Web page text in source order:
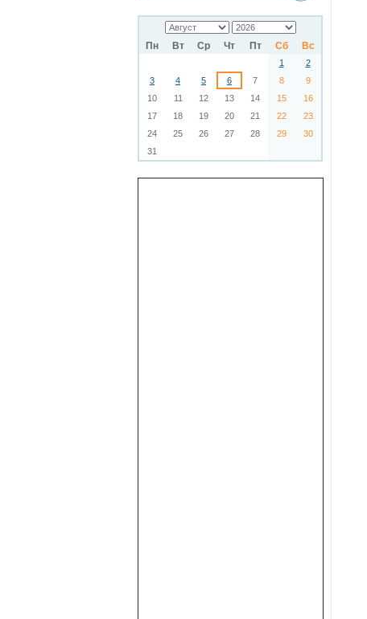
Пн Вт Ср Чт Пт Сб Вс
1
2
3
4 5 6 7 8
9
10
11 12 13 14 15
16
17
18 19 20 21 22
23
24
25 26 27 28 29
30
31